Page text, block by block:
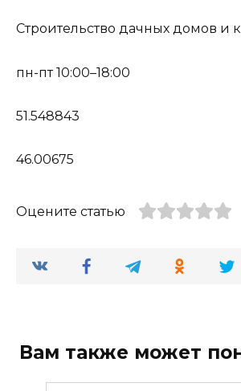
Строительство дачных домов и
пн-пт 10:00–18:00
51.548843
46.00675
Оцените статью
Вам также может